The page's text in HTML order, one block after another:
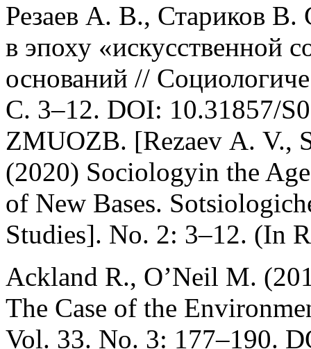
Резаев А. В., Стариков
в эпоху «искусственной
оснований //
С. 3–12. DOI: 10.31857/
ZMUOZB. [Rezaev А. V.,
(2020) Sociologyin the
of New Bases.
Studies]. No. 2: 3–12. (In
Ackland R., O’Neil M.
The Case of the
Vol. 33. No. 3: 177–190.